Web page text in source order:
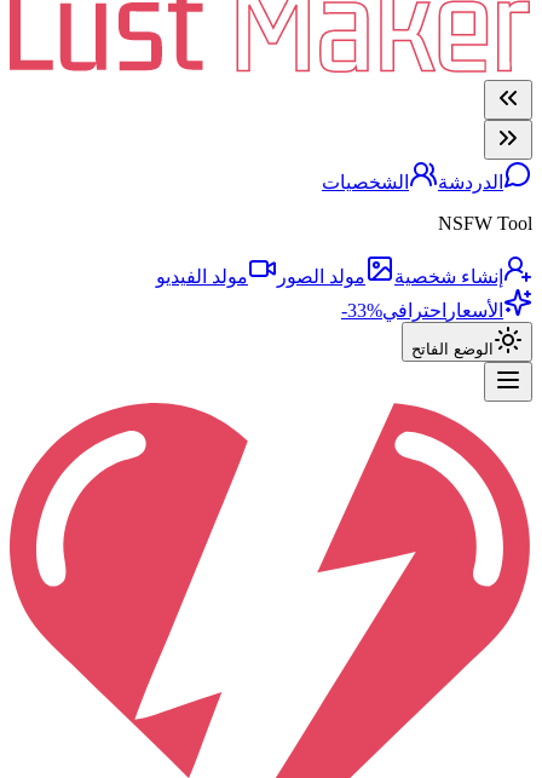
الدردشة
الشخصيات
NSFW Tool
إنشاء شخصية مولد الصور
مولد الفيديو
الأسعار احترافي-33%
الوضع الفاتح